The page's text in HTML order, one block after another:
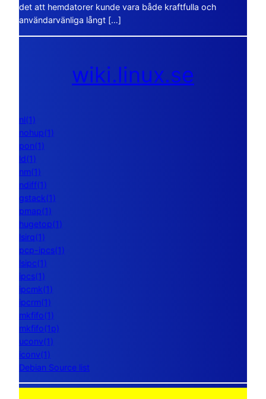
det att hemdatorer kunde vara både kraftfulla och
användarvänliga långt […]
wiki.linux.se
nl(1)
nohup(1)
pon(1)
ld(1)
nm(1)
ndiff(1)
gstack(1)
pmap(1)
hugetop(1)
lsirq(1)
pcp-ipcs(1)
lsipc(1)
ipcs(1)
ipcmk(1)
ipcrm(1)
mkfifo(1)
mkfifo(1p)
uconv(1)
iconv(1)
Debian Source list